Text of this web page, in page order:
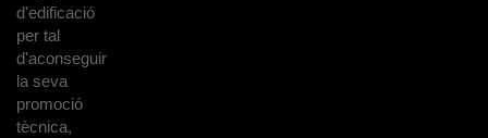
d'edificació
per tal
d'aconseguir
la seva
promoció
tècnica,